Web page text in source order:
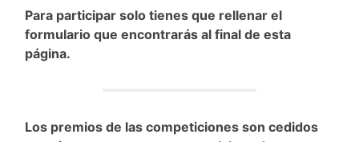
Para participar solo tienes que rellenar el
formulario que encontrarás al final de esta
página.
Los premios de las competiciones son cedidos